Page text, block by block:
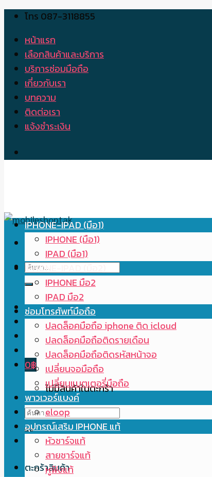
Skip
content
โทร 087-3118855
หน้าแรก
เลือกสินค้าและบริการ
บริการซ่อมมือถือ
เกี่ยวกับเรา
บทความ
ติดต่อเรา
แจ้งชำระเงิน
ค้นหา:
0฿
ไม่มีสินค้าในตะกร้า
ค้นหา:
ตะกร้าสินค้า
IPHONE-IPAD (มือ1)
IPHONE (มือ1)
IPAD (มือ1)
IPHONE-IPAD (มือ2)
IPHONE มือ2
IPAD มือ2
ซ่อมโทรศัพท์มือถือ
ปลดล็อคมือถือ iphone ติด icloud
ปลดล็อคมือถือติดรายเดือน
ปลดล็อคมือถือติดรหัสหน้าจอ
เปลี่ยนจอมือถือ
เปลี่ยนแบตเตอรี่มือถือ
พาวเวอร์แบงค์
eloop
อุปกรณ์เสริม IPHONE แท้
หัวชาร์จแท้
สายชาร์จแท้
หูฟังแท้